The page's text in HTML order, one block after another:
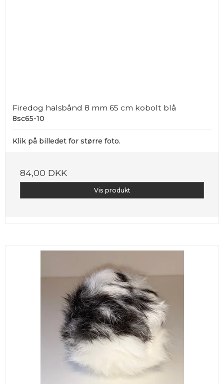
Firedog halsbånd 8 mm 65 cm kobolt blå
8sc65-10
Klik på billedet for større foto.
84,00 DKK
Vis produkt